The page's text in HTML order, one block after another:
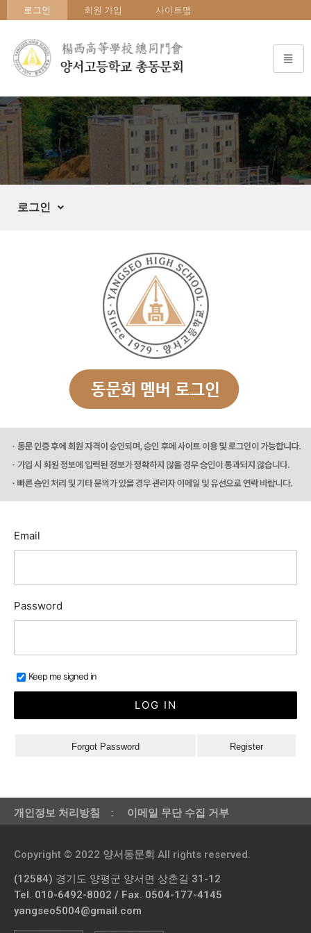
로그인 회원 가입 사이트맵
로그인
Email
Password
Keep me signed in
Forgot Password Register
개인정보 처리방침 ː 이메일 무단 수집 거부
Copyright © 2022 양서동문회 All rights reserved.
(12584) 경기도 양평군 양서면 상촌길 31-12
Tel. 010-6492-8002 / Fax. 0504-177-4145
yangseo5004@gmail.com